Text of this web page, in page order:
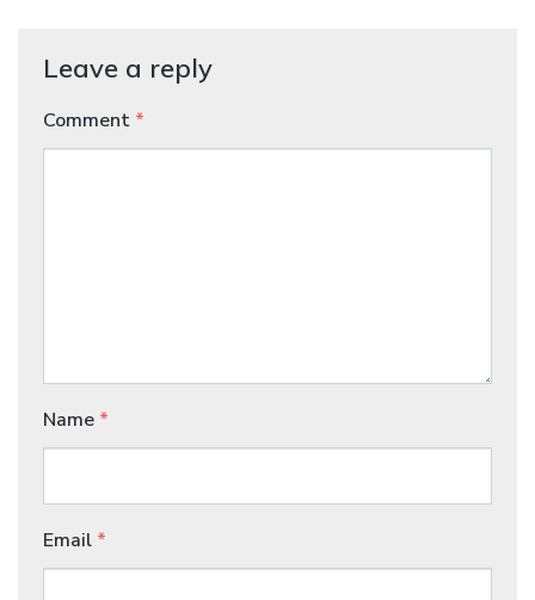
Leave a reply
Comment *
Name *
Email *